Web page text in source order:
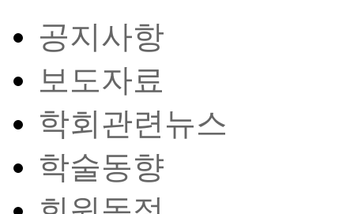
공지사항
보도자료
학회관련뉴스
학술동향